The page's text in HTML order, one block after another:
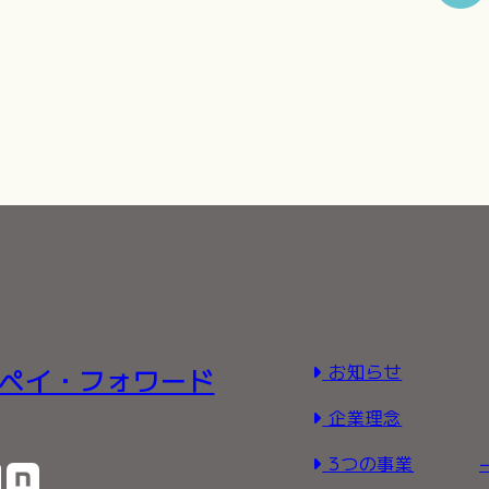
イ・フォワード
お知らせ
企業理念
3つの事業